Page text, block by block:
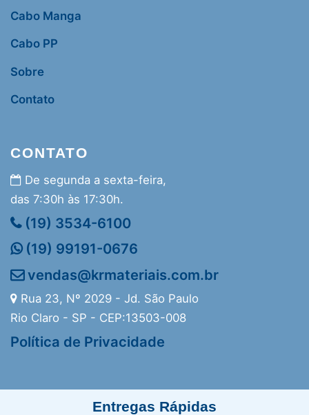
Cabo Manga
Cabo PP
Sobre
Contato
CONTATO
De segunda a sexta-feira,
das 7:30h às 17:30h.
(19) 3534-6100
(19) 99191-0676
vendas@krmateriais.com.br
Rua 23, Nº 2029 - Jd. São Paulo
Rio Claro - SP - CEP:13503-008
Política de Privacidade
Entregas Rápidas